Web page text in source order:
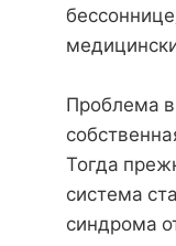
Проблема
Тогда
система
синдрома